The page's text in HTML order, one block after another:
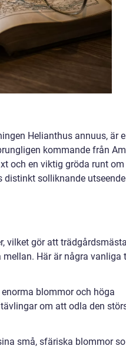
Helianthus annuus, är
kommande från
och en viktig gröda runt
distinkt solliknande
vilket gör att
Här är några vanliga
blommor och höga
om att odla den
små, sfäriska blommor